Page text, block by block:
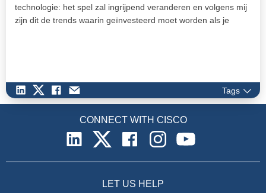
technologie: het spel zal ingrijpend veranderen en volgens mij
zijn dit de trends waarin geïnvesteerd moet worden als je
Tags
CONNECT WITH CISCO
LET US HELP